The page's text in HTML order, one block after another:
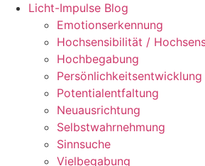
Licht-Impulse Blog
Emotionserkennung
Hochsensibilität /
Hochbegabung
Persönlichkeitsentwicklung
Potentialentfaltung
Neuausrichtung
Selbstwahrnehmung
Sinnsuche
Vielbegabung